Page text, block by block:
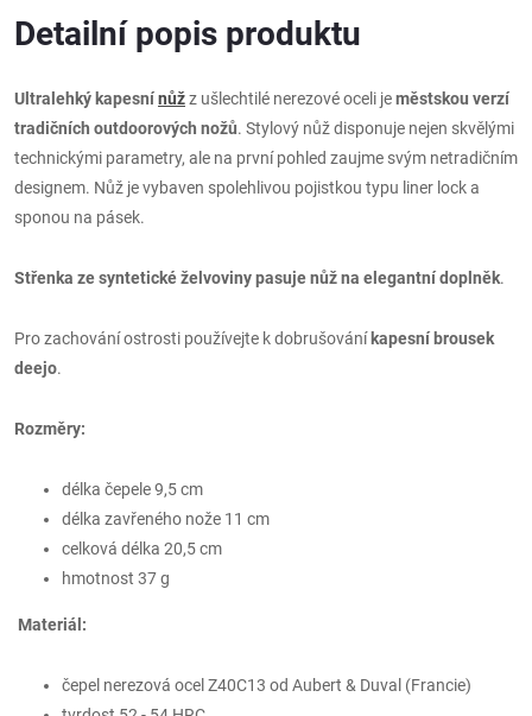
Detailní popis produktu
Ultralehký kapesnínůžz ušlechtilé nerezové oceli jeměstskou verzí
tradičních outdoorových nožů. Stylový nůž disponuje nejen skvělými
technickými parametry, ale na první pohled zaujme svým netradičním
designem. Nůž je vybaven spolehlivou pojistkou typu liner lock a
sponou na pásek.
Střenka ze syntetické želvoviny pasuje nůž na elegantní doplněk.
Pro zachování ostrosti používejte k dobrušování kapesní brousek
deejo.
Rozměry:
délka čepele 9,5 cm
délka zavřeného nože 11 cm
celková délka 20,5 cm
hmotnost 37 g
Materiál:
čepel nerezová ocel Z40C13 od Aubert & Duval (Francie)